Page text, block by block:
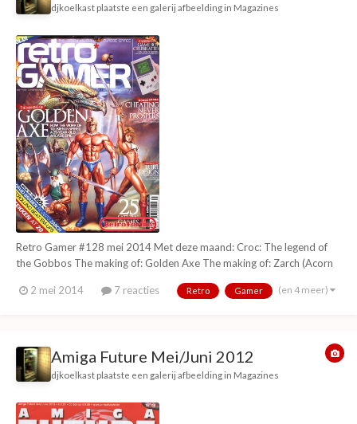
djkoelkast plaatste een galerij afbeelding in Magazines
Retro Gamer #128 mei 2014 Met deze maand: Croc: The legend of
the Gobbos The making of: Golden Axe The making of: Zarch (Acorn
rise and fall of cheats Tekken 20 years Rock 'n roll racing Legends of
2 mei 2014 7 reacties Retro Gamer (en 4 meer)
Amiga Future Mei/Juni 2012
djkoelkast plaatste een galerij afbeelding in Magazines